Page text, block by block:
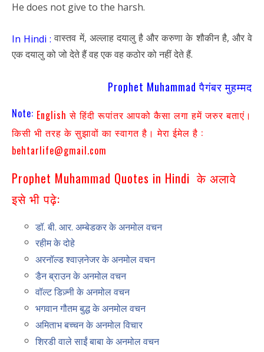
He does not give to the harsh.
In Hindi : वास्तव में, अल्लाह दयालु है और करुणा के शौकीन है, और वे
एक दयालु को जो देते हैं वह एक वह कठोर को नहीं देते हैं.
Prophet Muhammad पैगंबर मुहम्मद
Note: English से हिंदी रूपांतर आपको कैसा लगा हमें जरुर बताएं।
किसी भी तरह के सुझावों का स्वागत है। मेरा ईमेल है :
behtarlife@gmail.com
Prophet Muhammad Quotes in Hindi के अलावे
इसे भी पढ़े:
डॉ. बी. आर. अम्बेडकर के अनमोल वचन
रहीम के दोहे
अरनॉल्ड श्वाज़नेजर के अनमोल वचन
डैन ब्राउन के अनमोल वचन
वॉल्ट डिज़्नी के अनमोल वचन
भगवान गौतम बुद्ध के अनमोल वचन
अमिताभ बच्चन के अनमोल विचार
शिरडी वाले साईं बाबा के अनमोल वचन